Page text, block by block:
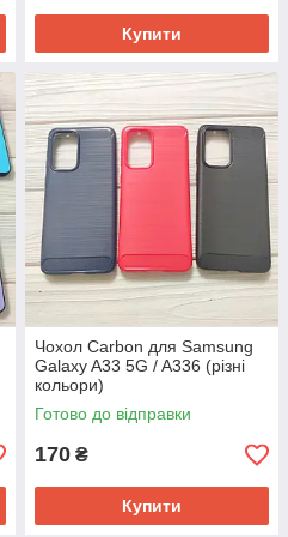
Купити
Чохол Carbon для Samsung
Galaxy A33 5G / A336 (різні
кольори)
Готово до відправки
170 ₴
Купити